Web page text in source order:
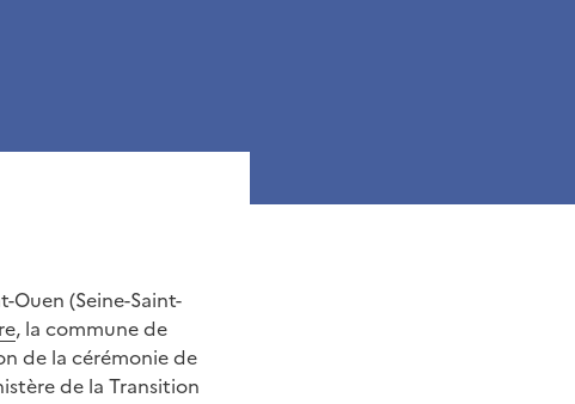
Ouen (Seine-Saint-
, la commune de
de la cérémonie de
de la Transition